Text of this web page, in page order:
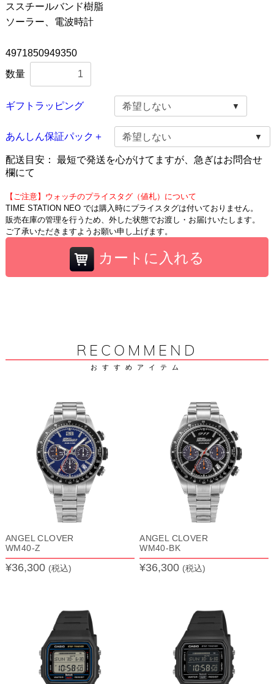
ススチールバンド樹脂
ソーラー、電波時計
4971850949350
数量
ギフトラッピング
あんしん保証パック＋
配送目安： 最短で発送を心がけてますが、急ぎはお問合せ
欄にて
【ご注意】ウォッチのプライスタグ（値札）について
TIME STATION NEO では購入時にプライスタグは付いておりません。
販売在庫の管理を行うため、外した状態でお渡し・お届けいたします。
ご了承いただきますようお願い申し上げます。
カートに入れる
RECOMMEND
おすすめアイテム
ANGEL CLOVER
WM40-Z
¥36,300 (税込)
ANGEL CLOVER
WM40-BK
¥36,300 (税込)